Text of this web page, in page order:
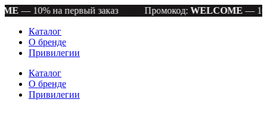
на первый заказ Промокод:WELCOME— 10% на
Каталог
О бренде
Привилегии
Каталог
О бренде
Привилегии